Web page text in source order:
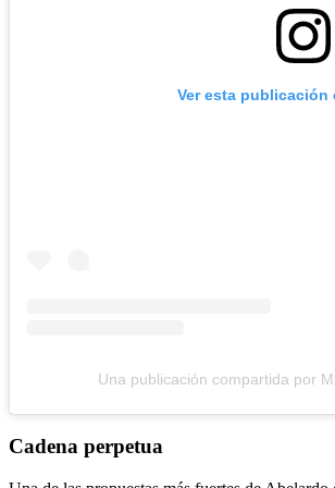
Ver esta publicación
Una publicación compartida por
Cadena perpetua